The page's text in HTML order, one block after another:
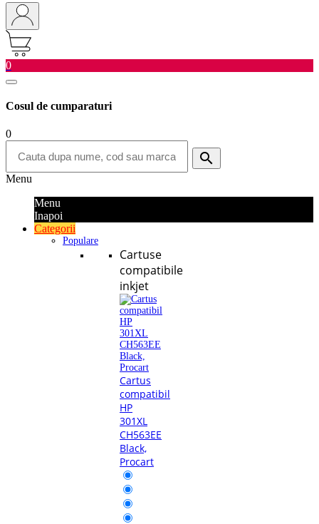
0
Cosul de cumparaturi
0
search
Menu
Menu
Inapoi
Categorii
Populare
Cartuse
compatibile
inkjet
Cartus
compatibil
HP
301XL
CH563EE
Black,
Procart